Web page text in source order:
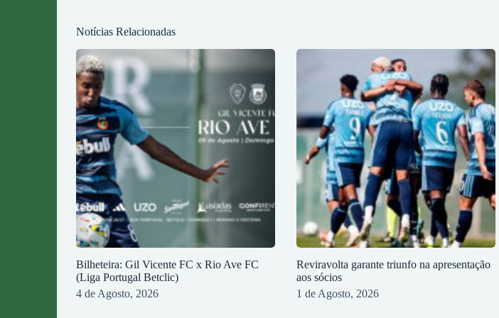
Notícias Relacionadas
Bilheteira: Gil Vicente FC x Rio Ave FC
(Liga Portugal Betclic)
4 de Agosto, 2026
Reviravolta garante triunfo na apresentação
aos sócios
1 de Agosto, 2026